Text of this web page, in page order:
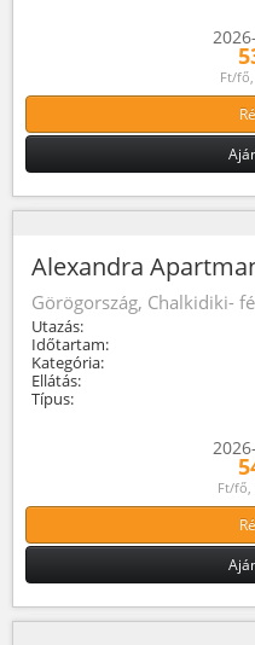
Ft/fő,
Alexandra
Görögország, Chalkidiki-
Utazás:
Időtartam:
Kategória:
Ellátás:
Típus:
Ft/fő,